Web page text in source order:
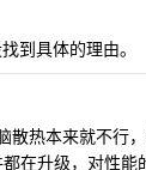
到具体的理由。
散热本来就不行
在升级，对性能